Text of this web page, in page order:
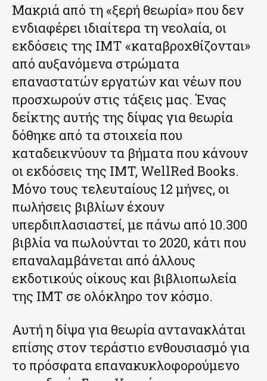
Μακριά από τη «ξερή θεωρία» που δεν
ενδιαφέρει ιδιαίτερα τη νεολαία, οι
εκδόσεις της ΙΜΤ «καταβροχθίζονται»
από αυξανόμενα στρώματα
επαναστατών εργατών και νέων που
προσχωρούν στις τάξεις μας. Ένας
δείκτης αυτής της δίψας για θεωρία
δόθηκε από τα στοιχεία που
καταδεικνύουν τα βήματα που κάνουν
οι εκδόσεις της IMT, WellRed Books.
Μόνο τους τελευταίους 12 μήνες, οι
πωλήσεις βιβλίων έχουν
υπερδιπλασιαστεί, με πάνω από 10.300
βιβλία να πωλούνται το 2020, κάτι που
επαναλαμβάνεται από άλλους
εκδοτικούς οίκους και βιβλιοπωλεία
της IMT σε ολόκληρο τον κόσμο.
Αυτή η δίψα για θεωρία αντανακλάται
επίσης στον τεράστιο ενθουσιασμό για
το πρόσφατα επανακυκλοφορούμενο